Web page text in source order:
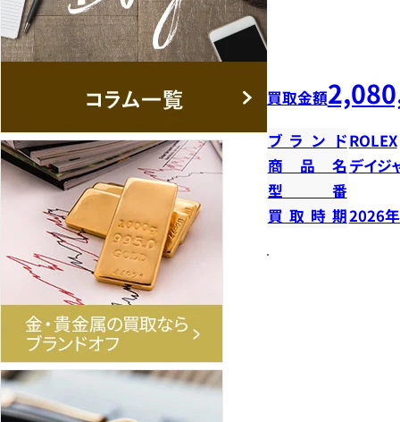
買取金額
ブランドROLEX
商品名 デイジ
型番
買取時期2026